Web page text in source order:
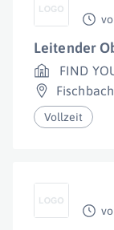
Leitender
FIND
Fischbach
Vollzeit